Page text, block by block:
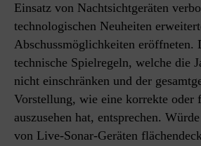
Einsatz von Nachtsichtgeräten
technologischen Neuheiten
Abschussmöglichkeiten eröffneten.
technische Spielregeln, welche die
nicht einschränken und der
Vorstellung, wie eine korrekte oder
auszusehen hat, entsprechen.
von Live-Sonar-Geräten